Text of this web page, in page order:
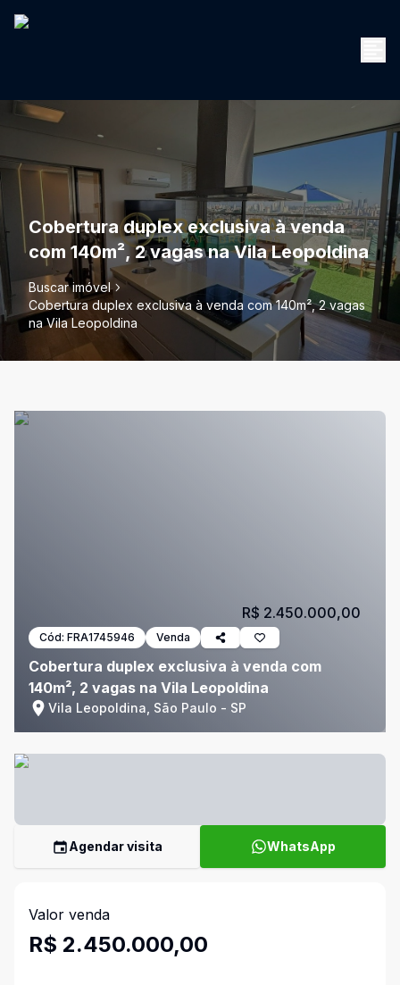
Cobertura duplex exclusiva à venda
com 140m², 2 vagas na Vila Leopoldina
Buscar imóvel
Cobertura duplex exclusiva à venda com 140m², 2 vagas
na Vila Leopoldina
Cód: FRA1745946 Venda
Cobertura duplex exclusiva à venda com
140m², 2 vagas na Vila Leopoldina
Vila Leopoldina, São Paulo - SP
R$ 2.450.000,00
Agendar visita WhatsApp
Valor venda
R$ 2.450.000,00